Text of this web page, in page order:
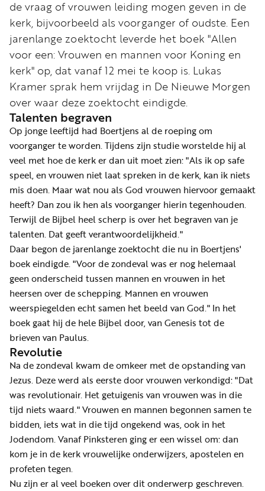
de vraag of vrouwen leiding mogen geven in de
kerk, bijvoorbeeld als voorganger of oudste. Een
jarenlange zoektocht leverde het boek "Allen
voor een: Vrouwen en mannen voor Koning en
kerk" op, dat vanaf 12 mei te koop is. Lukas
Kramer sprak hem vrijdag in De Nieuwe Morgen
over waar deze zoektocht eindigde.
Talenten begraven
Op jonge leeftijd had Boertjens al de roeping om
voorganger te worden. Tijdens zijn studie worstelde hij al
veel met hoe de kerk er dan uit moet zien: "Als ik op safe
speel, en vrouwen niet laat spreken in de kerk, kan ik niets
mis doen. Maar wat nou als God vrouwen hiervoor gemaakt
heeft? Dan zou ik hen als voorganger hierin tegenhouden.
Terwijl de Bijbel heel scherp is over het begraven van je
talenten. Dat geeft verantwoordelijkheid."
Daar begon de jarenlange zoektocht die nu in Boertjens'
boek eindigde. "Voor de zondeval was er nog helemaal
geen onderscheid tussen mannen en vrouwen in het
heersen over de schepping. Mannen en vrouwen
weerspiegelden echt samen het beeld van God." In het
boek gaat hij de hele Bijbel door, van Genesis tot de
brieven van Paulus.
Revolutie
Na de zondeval kwam de omkeer met de opstanding van
Jezus. Deze werd als eerste door vrouwen verkondigd: "Dat
was revolutionair. Het getuigenis van vrouwen was in die
tijd niets waard." Vrouwen en mannen begonnen samen te
bidden, iets wat in die tijd ongekend was, ook in het
Jodendom. Vanaf Pinksteren ging er een wissel om: dan
kom je in de kerk vrouwelijke onderwijzers, apostelen en
profeten tegen.
Nu zijn er al veel boeken over dit onderwerp geschreven.
vriend
Businessclub
Adverteren
Winkel
Privacy
reglement
Algemene
voorwaarden